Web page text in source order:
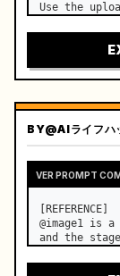
Use the
design,
BY@AIライフハ
VER PROMPT
[REFERENCE]
@image1 is
and the
the face,